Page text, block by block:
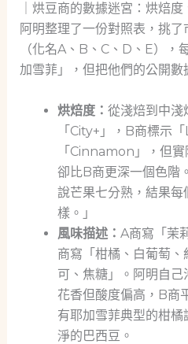
｜烘豆商的數據迷宮：烘焙
阿明整理了一份對照表，挑
（化名A、B、C、D、E），
加雪菲」，但把他們的公開
烘焙度： 從淺焙到中淺
「City+」，B商標示
「Cinnamon」，但
卻比B商更深一個色階
說芒果七分熟，結果
樣。」
風味描述： A商寫「茉
商寫「柑橘、白葡萄
可、焦糖」。阿明自
花香但酸度偏高，B商
有耶加雪菲典型的柑
淨的巴西豆。